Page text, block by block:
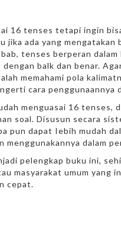
16 tenses tetapi ingin
jika ada yang
tenses berperan
dengan balk dan benar.
memahami pola
cara penggunaannya
menguasai 16
soal. Disusun secara
pun dapat Iebih mudah
menggunakannya dalam
pelengkap buku ini,
masyarakat umum yang
cepat.